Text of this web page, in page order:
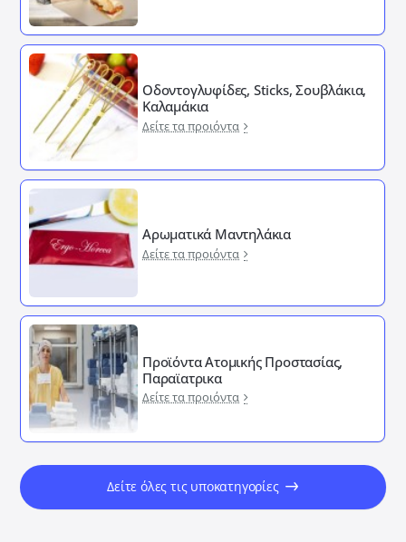
Οδοντογλυφίδες, Sticks, Σουβλάκια,
Καλαμάκια
Δείτε τα προιόντα
Αρωματικά Μαντηλάκια
Δείτε τα προιόντα
Προϊόντα Ατομικής Προστασίας,
Παραϊατρικα
Δείτε τα προιόντα
Δείτε όλες τις υποκατηγορίες